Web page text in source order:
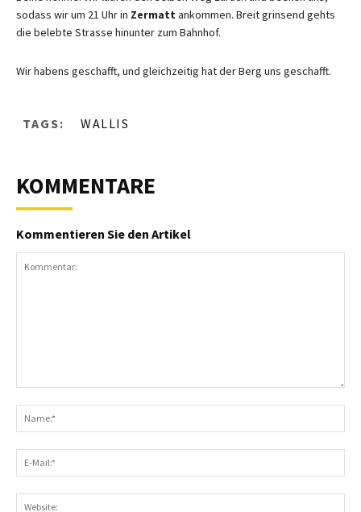
sodass wir um 21 Uhr in Zermatt ankommen. Breit grinsend gehts
die belebte Strasse hinunter zum Bahnhof.
Wir habens geschafft, und gleichzeitig hat der Berg uns geschafft.
TAGS: WALLIS
KOMMENTARE
Kommentieren Sie den Artikel